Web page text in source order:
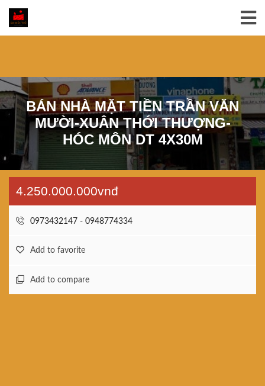
BÁN NHÀ MẶT TIỀN TRẦN VĂN
MƯỜI-XUÂN THỚI THƯỢNG-
HÓC MÔN DT 4X30M
4.250.000.000vnđ
0973432147 - 0948774334
Add to favorite
Add to compare